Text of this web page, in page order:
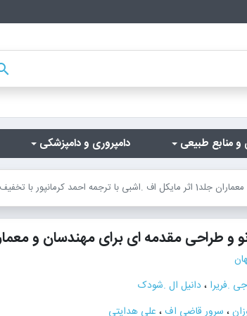
و منابع طبیعی دامپروری و دامپزشکی
با تخفیف ویژه
و طراحی مقدمه ای برای مهندسان و
جی .فریرا ،دانیل ال .شودک
، سرور قاضی اف، علی هدایتی